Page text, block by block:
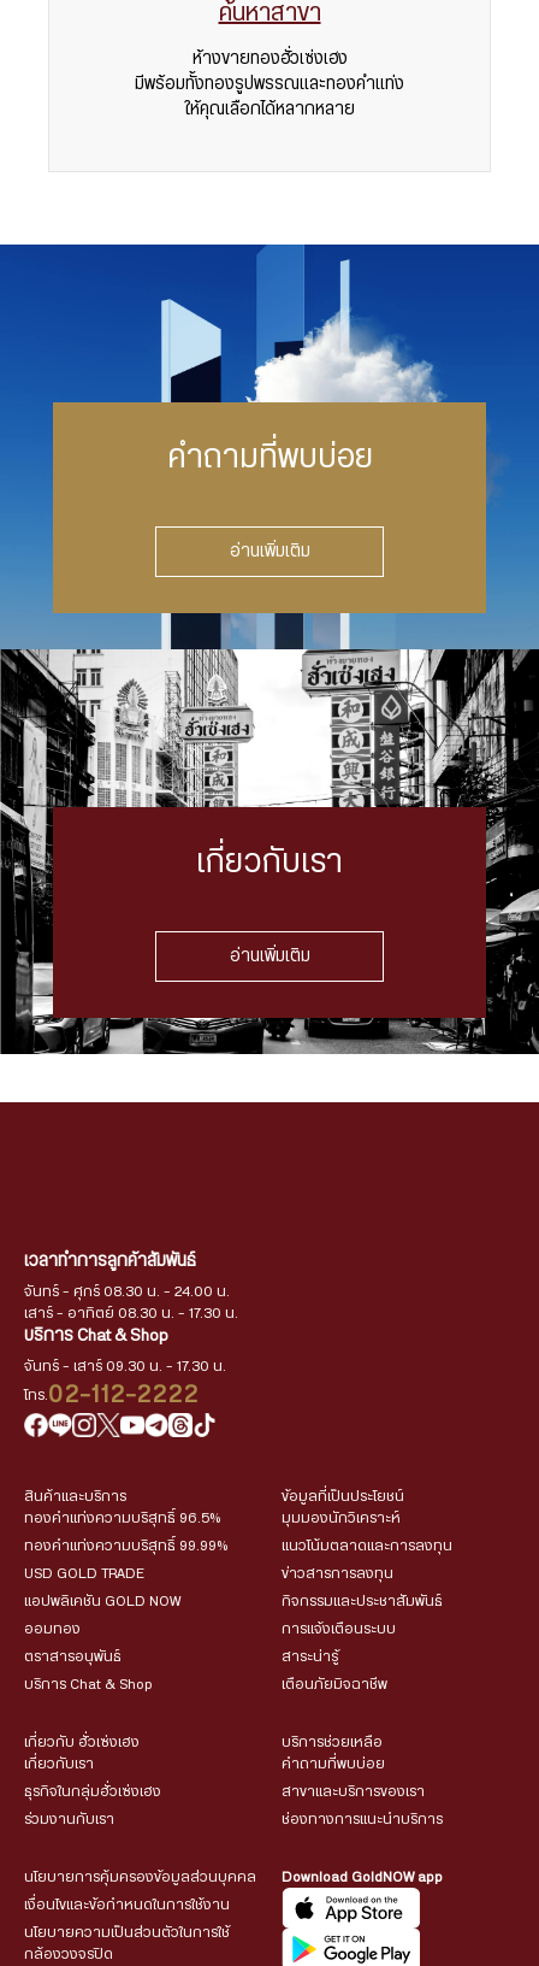
ค้นหาสาขา
ห้างขายทองฮั่วเซ่งเฮง
มีพร้อมทั้งทองรูปพรรณและทองคำแท่ง
ให้คุณเลือกได้หลากหลาย
คำถามที่พบบ่อย
อ่านเพิ่มเติม
เกี่ยวกับเรา
อ่านเพิ่มเติม
เวลาทำการลูกค้าสัมพันธ์
จันทร์ - ศุกร์ 08.30 น. - 24.00 น.
เสาร์ - อาทิตย์ 08.30 น. - 17.30 น.
บริการ Chat & Shop
จันทร์ - เสาร์ 09.30 น. - 17.30 น.
โทร. 02-112-2222
สินค้าและบริการ
ทองคำแท่งความบริสุทธิ์ 96.5%
ทองคำแท่งความบริสุทธิ์ 99.99%
USD GOLD TRADE
แอปพลิเคชัน GOLD NOW
ออมทอง
ตราสารอนุพันธ์
บริการ Chat & Shop
ข้อมูลที่เป็นประโยชน์
มุมมองนักวิเคราะห์
แนวโน้มตลาดและการลงทุน
ข่าวสารการลงทุน
กิจกรรมและประชาสัมพันธ์
การแจ้งเตือนระบบ
สาระน่ารู้
เตือนภัยมิจฉาชีพ
เกี่ยวกับ ฮั่วเซ่งเฮง
เกี่ยวกับเรา
ธุรกิจในกลุ่มฮั่วเซ่งเฮง
ร่วมงานกับเรา
บริการช่วยเหลือ
คำถามที่พบบ่อย
สาขาและบริการของเรา
ช่องทางการแนะนำบริการ
นโยบายการคุ้มครองข้อมูลส่วนบุคคล
เงื่อนไขและข้อกำหนดในการใช้งาน
นโยบายความเป็นส่วนตัวในการใช้
กล้องวงจรปิด
Download GoldNOW app